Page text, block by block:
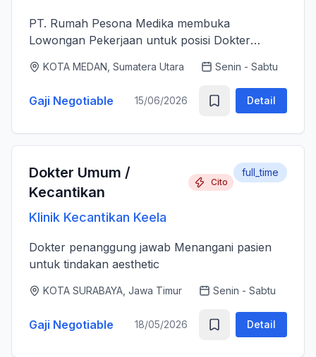
PT. Rumah Pesona Medika membuka
Lowongan Pekerjaan untuk posisi Dokter
layanan medis estetika yang aman, profesional
dan berkualitas tinggi sesuai standar k...
KOTA MEDAN, Sumatera Utara Senin - Sabtu
Gaji Negotiable 15/06/2026 Detail
Dokter Umum /
Kecantikan
Cito
Klinik Kecantikan Keela
full_time
Dokter penanggung jawab Menangani pasien
untuk tindakan aesthetic
KOTA SURABAYA, Jawa Timur Senin - Sabtu
Gaji Negotiable 18/05/2026 Detail